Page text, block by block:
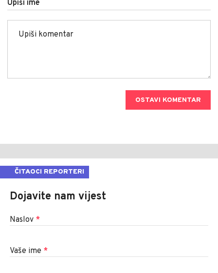
Upiši ime
OSTAVI KOMENTAR
ČITAOCI REPORTERI
Dojavite nam vijest
Naslov *
Vaše ime *